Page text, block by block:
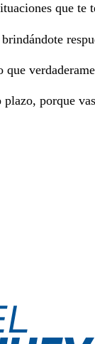
que te
porque